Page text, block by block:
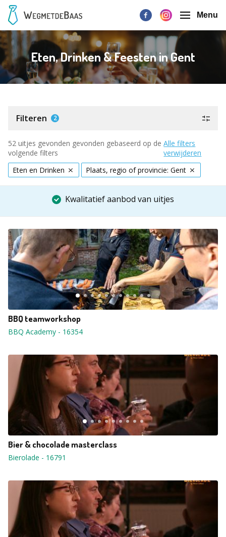
Menu
Eten, Drinken & Feesten in Gent
Filteren 2
52 uitjes gevonden gevonden gebaseerd op de
volgende filters
Alle filters
verwijderen
Eten en Drinken
Plaats, regio of provincie: Gent
Kwalitatief aanbod van uitjes
BBQ teamworkshop
BBQ Academy - 16354
Bier & chocolade masterclass
Bierolade - 16791